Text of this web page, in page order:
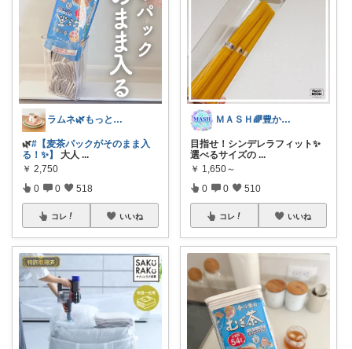
ラムネ🌿もっと快適な暮らし 𖠿
🌿#【麦茶パックがそのまま入
る！✨】
大人 ...
￥ 2,750
0 0 518
コレ いいね
ＭＡＳＨ🌈豊かな生活へカスタマイズ🌈
目指せ！シンデレラフィット✨
選べるサイズの ...
￥ 1,650～
0 0 510
コレ いいね